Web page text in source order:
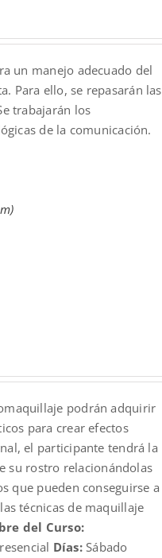
un manejo adecuado del
Para ello, se repasarán las
trabajarán los
de la comunicación.
podrán adquirir
para crear efectos
el participante tendrá la
su rostro relacionándolas
que pueden conseguirse a
técnicas de maquillaje
del Curso:
Días:Sábado